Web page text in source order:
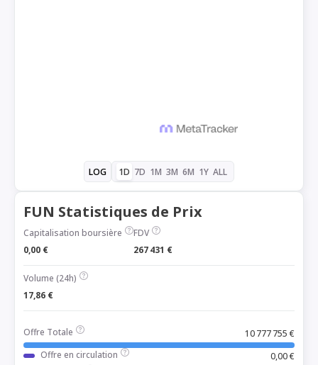
LOG 1D 7D 1M 3M 6M 1Y ALL
FUN Statistiques de Prix
Capitalisation boursière
0,00 €
FDV
267 431 €
Volume (24h)
17,86 €
Offre Totale
10 777 755 €
Offre en circulation
0,00 €